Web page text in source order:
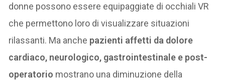
donne possono essere equipaggiate di occhiali VR
che permettono loro di visualizzare situazioni
rilassanti. Ma anche pazienti affetti da dolore
cardiaco, neurologico, gastrointestinale e post-
operatorio mostrano una diminuzione della